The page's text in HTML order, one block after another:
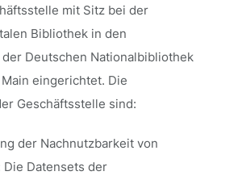
mit Sitz bei der
Bibliothek in den
Deutschen Nationalbibliothek
eingerichtet. Die
Geschäftsstelle sind:
der Nachnutzbarkeit von
Die Datensets der